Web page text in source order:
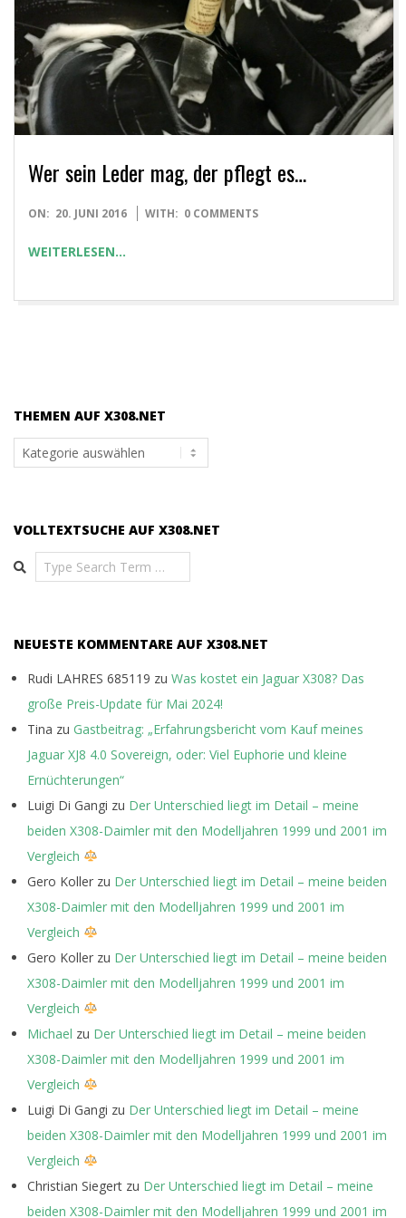
T
Wer sein Leder mag, der pflegt es…
2016-
20
ON: 20. JUNI 2016 WITH: 0 COMMENTS
WEITERLESEN…
THEMEN AUF X308.NET
Themen
auf
VOLLTEXTSUCHE AUF X308.NET
Search
NEUESTE KOMMENTARE AUF X308.NET
Rudi LAHRES 685119 zu Was kostet ein Jaguar X308? Das
große Preis-Update für Mai 2024!
Tina zu Gastbeitrag: „Erfahrungsbericht vom Kauf meines
Jaguar XJ8 4.0 Sovereign, oder: Viel Euphorie und kleine
Ernüchterungen“
Luigi Di Gangi zu Der Unterschied liegt im Detail – meine
beiden X308-Daimler mit den Modelljahren 1999 und 2001 im
Vergleich
Gero Koller zu Der Unterschied liegt im Detail – meine beiden
X308-Daimler mit den Modelljahren 1999 und 2001 im
Vergleich
Gero Koller zu Der Unterschied liegt im Detail – meine beiden
X308-Daimler mit den Modelljahren 1999 und 2001 im
Vergleich
Michael zu Der Unterschied liegt im Detail – meine beiden
X308-Daimler mit den Modelljahren 1999 und 2001 im
Vergleich
Luigi Di Gangi zu Der Unterschied liegt im Detail – meine
beiden X308-Daimler mit den Modelljahren 1999 und 2001 im
Vergleich
Christian Siegert zu Der Unterschied liegt im Detail – meine
beiden X308-Daimler mit den Modelljahren 1999 und 2001 im